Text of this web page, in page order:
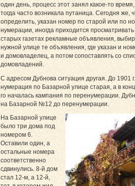
один день, процесс этот занял какое-то
тогда часто возникала путаница. Сегодня же,
определить, указан номер по старой или по
нумерации, иногда приходится просматривать
старых газетах рекламные объявления,
нужной улице те объявления, где указан и
и домовладелец, а потом сопоставлять со
домовладений.
С адресом Дубнова ситуация другая. До 1901
нумерация по Базарной улице старая, а в
го началась кампания по перенумерации.
на Базарной №12 до перенумерации.
На Базарной улице
было три дома под
номером 6.
Оставили один, а
остальные номера
соответственно
сдвинулись. 8-й дом
стал 12-м, а 12-й,